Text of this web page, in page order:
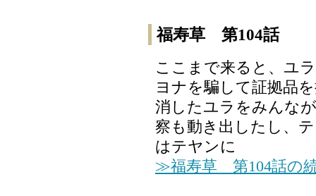
福寿草 第104話
ここまで来ると、ユ
ヨナを騙して証拠品
消したユラをみんな
察も動き出したし、
はテヤンに
≫福寿草 第104話の